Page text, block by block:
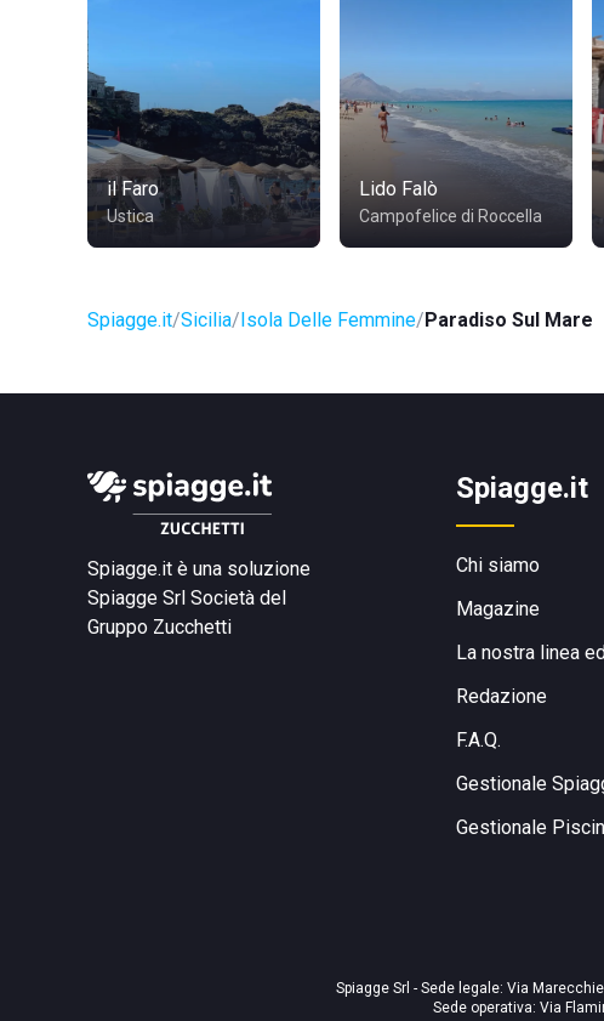
il Faro
Ustica
Lido Falò
Campofelice di Roccella
Spiagge.it Sicilia Isola Delle Femmine Paradiso Sul Mare
Spiagge.it è una soluzione
Spiagge Srl Società del
Gruppo Zucchetti
Spiagge.it
Chi siamo
Magazine
La nostra linea
Redazione
F.A.Q.
Gestionale
Gestionale
Spiagge Srl - Sede legale: Via
Sede operativa: Via